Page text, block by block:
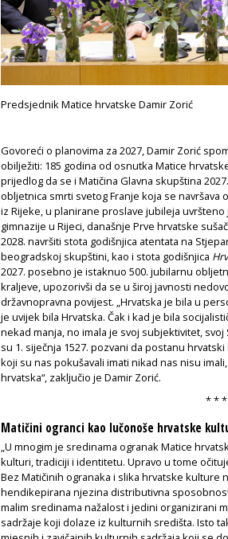
Predsjednik Matice hrvatske Damir Zorić
Govoreći o planovima za 2027, Damir Zorić
obilježiti: 185 godina od osnutka Matice
prijedlog da se i Matičina Glavna skupština
obljetnica smrti svetog Franje koja se navršava
iz Rijeke, u planirane proslave jubileja
gimnazije u Rijeci, današnje Prve hrvatske
2028. navršiti stota godišnjica atentata na
beogradskoj skupštini, kao i stota godišnjica
2027. posebno je istaknuo 500. jubilarnu
kraljeve, upozorivši da se u široj javnosti
državnopravna povijest. „Hrvatska je bila u
je uvijek bila Hrvatska. Čak i kad je bila
nekad manja, no imala je svoj subjektivitet,
su 1. siječnja 1527. pozvani da postanu
koji su nas pokušavali imati nikad nas nisu
hrvatska“, zaključio je Damir Zorić.
* * *
Matičini ogranci kao lučonoše hrvatske
„U mnogim je sredinama ogranak Matice
kulturi, tradiciji i identitetu. Upravo u tome
Bez Matičinih ogranaka i slika hrvatske kulture
hendikepirana njezina distributivna
malim sredinama nažalost i jedini organizirani
sadržaje koji dolaze iz kulturnih središta. Isto